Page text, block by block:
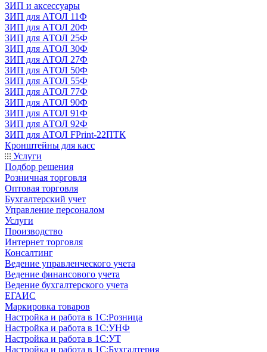
ЗИП и аксессуары
ЗИП для АТОЛ 11Ф
ЗИП для АТОЛ 20Ф
ЗИП для АТОЛ 25Ф
ЗИП для АТОЛ 30Ф
ЗИП для АТОЛ 27Ф
ЗИП для АТОЛ 50Ф
ЗИП для АТОЛ 55Ф
ЗИП для АТОЛ 77Ф
ЗИП для АТОЛ 90Ф
ЗИП для АТОЛ 91Ф
ЗИП для АТОЛ 92Ф
ЗИП для АТОЛ FPrint-22ПТК
Кронштейны для касс
Услуги
Подбор решения
Розничная торговля
Оптовая торговля
Бухгалтерский учет
Управление персоналом
Услуги
Производство
Интернет торговля
Консалтинг
Ведение управленческого учета
Ведение финансового учета
Ведение бухгалтерского учета
ЕГАИС
Маркировка товаров
Настройка и работа в 1С:Розница
Настройка и работа в 1С:УНФ
Настройка и работа в 1С:УТ
Настройка и работа в 1С:Бухгалтерия